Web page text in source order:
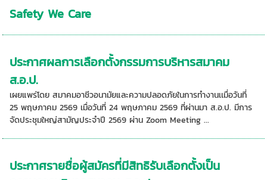
Safety We Care
ประกาศผลการเลือกตั้งกรรมการบริหารสมาคม
ส.อ.ป.
เผยแพร่โดย สมาคมอาชีวอนามัยและความปลอดภัยในการทำงานเเมื่อวันที่
25 พฤษภาคม 2569 เมื่อวันที่ 24 พฤษภาคม 2569 ที่ผ่านมา ส.อ.ป. มีการ
จัดประชุมใหญ่สามัญประจำปี 2569 ผ่าน Zoom Meeting ...
ประกาศรายชื่อผู้สมัครที่มีสิทธิรับเลือกตั้งเป็น